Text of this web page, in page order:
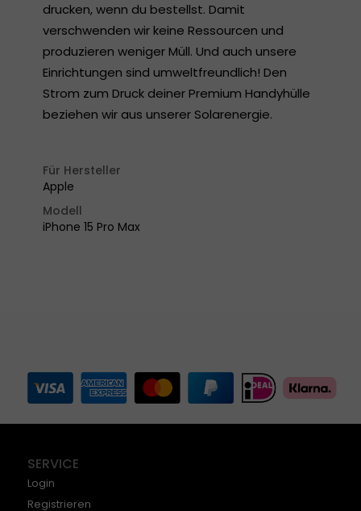
drucken, wenn du bestellst. Damit
verschwenden wir keine Ressourcen und
produzieren weniger Müll. Und auch unsere
Einrichtungen sind umweltfreundlich! Den
Strom zum Druck deiner Premium Handyhülle
beziehen wir aus unserer Solarenergie.
Für Hersteller
Apple
Modell
iPhone 15 Pro Max
SERVICE
Login
Registrieren